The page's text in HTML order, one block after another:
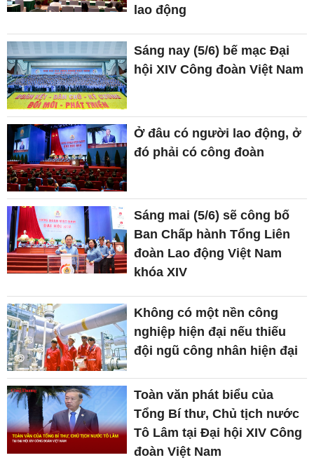
lao động
Sáng nay (5/6) bế mạc Đại
hội XIV Công đoàn Việt Nam
Ở đâu có người lao động, ở
đó phải có công đoàn
Sáng mai (5/6) sẽ công bố
Ban Chấp hành Tổng Liên
đoàn Lao động Việt Nam
khóa XIV
Không có một nền công
nghiệp hiện đại nếu thiếu
đội ngũ công nhân hiện đại
Toàn văn phát biểu của
Tổng Bí thư, Chủ tịch nước
Tô Lâm tại Đại hội XIV Công
đoàn Việt Nam